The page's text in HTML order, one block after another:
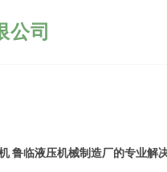
公司
鲁临液压机械制造厂的专业解